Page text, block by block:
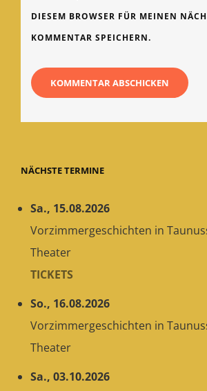
DIESEM BROWSER FÜR MEINEN
KOMMENTAR SPEICHERN.
NÄCHSTE TERMINE
Sa., 15.08.2026
Vorzimmergeschichten in
Theater
TICKETS
So., 16.08.2026
Vorzimmergeschichten in
Theater
Sa., 03.10.2026